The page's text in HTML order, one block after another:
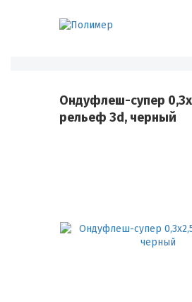
Ондуфлеш-супер
рельеф 3d, черный